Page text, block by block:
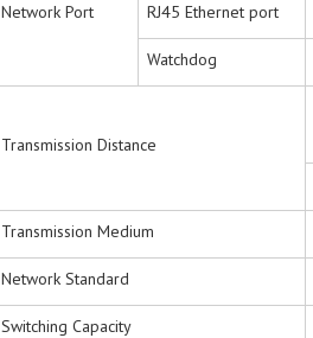
Network Port RJ45 Ethernet port
Watchdog
Transmission Distance
Transmission Medium
Network Standard
Switching Capacity